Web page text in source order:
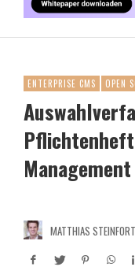
ENTERPRISE CMS OPEN
MATTHIAS